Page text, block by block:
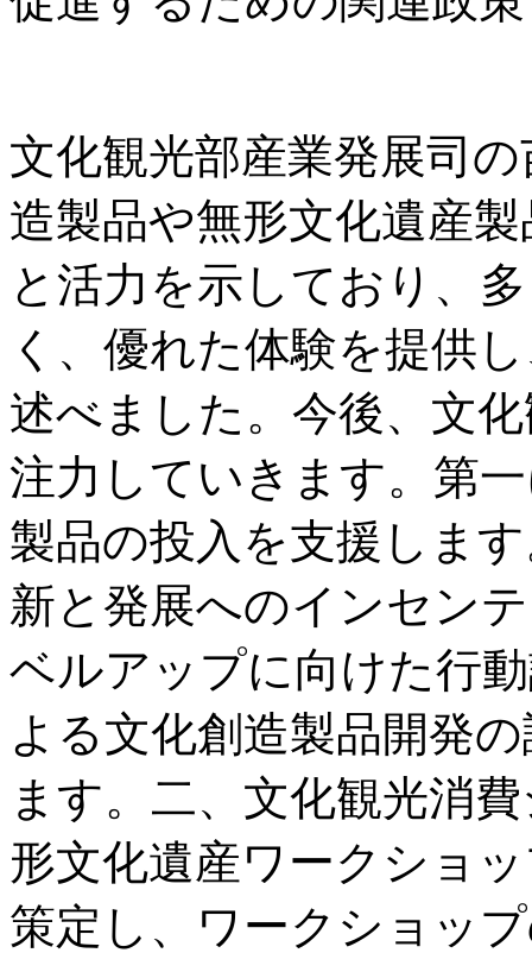
文化観光部産業発展司
造製品や無形文化遺産
と活力を示しており、
く、優れた体験を提供
述べました。今後、文
注力していきます。第
製品の投入を支援しま
新と発展へのインセン
ベルアップに向けた行
よる文化創造製品開発
ます。二、文化観光消
形文化遺産ワークショ
策定し、ワークショッ